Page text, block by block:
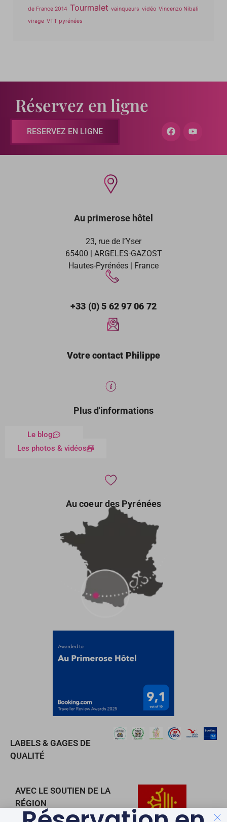
de France 2014 Tourmalet vainqueurs vidéo Vincenzo Nibali
virage VTT pyrénées
Réservez en ligne
RESERVEZ EN LIGNE
Au primerose hôtel
23, rue de l’Yser
65400 | ARGELES-GAZOST
Hautes-Pyrénées | France
+33 (0) 5 62 97 06 72
Votre contact Philippe
Plus d'informations
Le blog
Les photos & vidéos
Au coeur des Pyrénées
LABELS & GAGES DE
QUALITÉ
AVEC LE SOUTIEN DE LA
RÉGION